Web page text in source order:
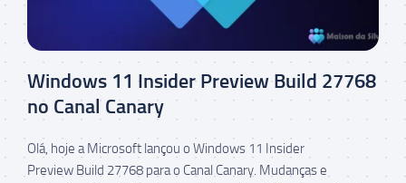
Windows 11 Insider Preview Build 27768
no Canal Canary
Olá, hoje a Microsoft lançou o Windows 11 Insider
Preview Build 27768 para o Canal Canary. Mudanças e